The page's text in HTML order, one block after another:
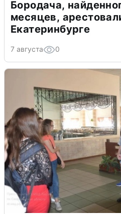
Бородача,
месяцев,
Екатеринбурге
7 августа 0